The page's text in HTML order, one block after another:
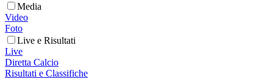
Media
Video
Foto
Live e Risultati
Live
Diretta Calcio
Risultati e Classifiche